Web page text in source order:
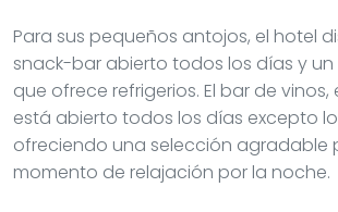
Para sus pequeños antojos, el hotel
snack-bar abierto todos los días y un
que ofrece refrigerios. El bar de vinos,
está abierto todos los días excepto
ofreciendo una selección agradable
momento de relajación por la noche.